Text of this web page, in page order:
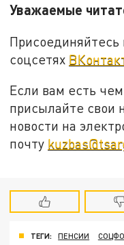
Уважаемые
Присоединяйтесь
соцсетях
Если вам есть
присылайте свои
новости на
почту
ТЕГИ: ПЕНСИИ